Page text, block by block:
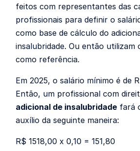
feitos com representantes das
profissionais para definir o
como base de cálculo do
insalubridade. Ou então utilizam
como referência.
Em 2025, o salário mínimo é de
Então, um profissional com
adicional de insalubridade fará
auxílio da seguinte maneira:
R$ 1518,00 x 0,10 = 151,80